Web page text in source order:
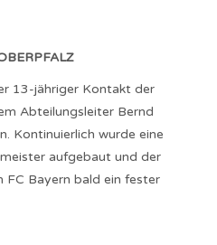
13-jähriger Kontakt der
Abteilungsleiter Bernd
Kontinuierlich wurde eine
aufgebaut und der
FC Bayern bald ein fester